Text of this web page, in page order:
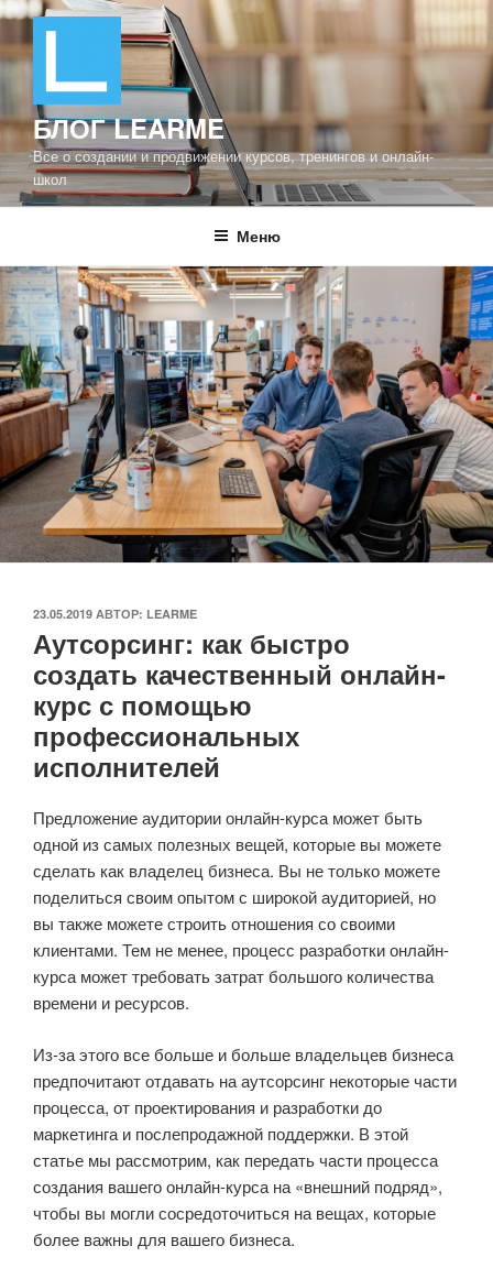
Перейти
содержимому
БЛОГ LEARME
Все о создании и продвижении курсов, тренингов и онлайн-
школ
Меню
ОПУБЛИКОВАНО
23.05.2019 АВТОР: LEARME
Аутсорсинг: как быстро
создать качественный онлайн-
курс с помощью
профессиональных
исполнителей
Предложение аудитории онлайн-курса может быть
одной из самых полезных вещей, которые вы можете
сделать как владелец бизнеса. Вы не только можете
поделиться своим опытом с широкой аудиторией, но
вы также можете строить отношения со своими
клиентами. Тем не менее, процесс разработки онлайн-
курса может требовать затрат большого количества
времени и ресурсов.
Из-за этого все больше и больше владельцев бизнеса
предпочитают отдавать на аутсорсинг некоторые части
процесса, от проектирования и разработки до
маркетинга и послепродажной поддержки. В этой
статье мы рассмотрим, как передать части процесса
создания вашего онлайн-курса на «внешний подряд»,
чтобы вы могли сосредоточиться на вещах, которые
более важны для вашего бизнеса.